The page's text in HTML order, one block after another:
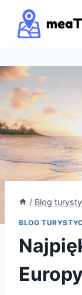
Przejdź
treści
/ Blog
BLOG
Europy